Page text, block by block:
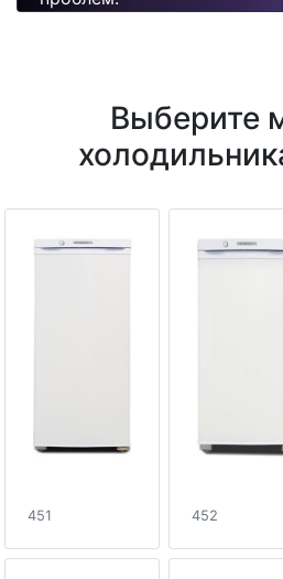
Выберите
451 452